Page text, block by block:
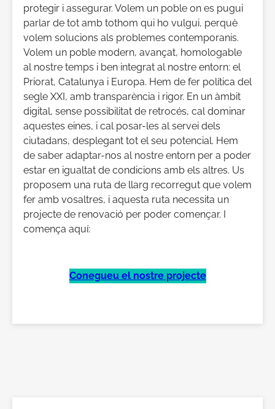
protegir i assegurar. Volem un poble on es pugui
parlar de tot amb tothom qui ho vulgui, perquè
volem solucions als problemes contemporanis.
Volem un poble modern, avançat, homologable
al nostre temps i ben integrat al nostre entorn: el
Priorat, Catalunya i Europa. Hem de fer política del
segle XXI, amb transparència i rigor. En un àmbit
digital, sense possibilitat de retrocés, cal dominar
aquestes eines, i cal posar-les al servei dels
ciutadans, desplegant tot el seu potencial. Hem
de saber adaptar-nos al nostre entorn per a poder
estar en igualtat de condicions amb els altres. Us
proposem una ruta de llarg recorregut que volem
fer amb vosaltres, i aquesta ruta necessita un
projecte de renovació per poder començar. I
comença aquí:
Conegueu el nostre projecte